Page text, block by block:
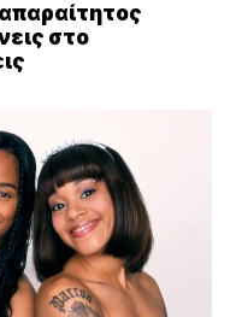
απαραίτητος
στο